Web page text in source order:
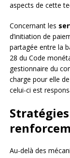
aspects de cette
Concernant les
d’initiation de
partagée entre la
28 du Code
gestionnaire du
charge pour elle
celui-ci est
Au-delà des